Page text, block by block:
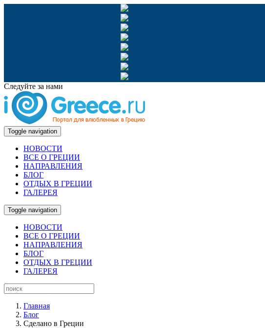
Следуйте за нами
Toggle navigation
НОВОСТИ
ВСЕ О ГРЕЦИИ
НАПРАВЛЕНИЯ
БЛОГ
ОТДЫХ В ГРЕЦИИ
ГАЛЕРЕЯ
Toggle navigation
НОВОСТИ
ВСЕ О ГРЕЦИИ
НАПРАВЛЕНИЯ
БЛОГ
ОТДЫХ В ГРЕЦИИ
ГАЛЕРЕЯ
Главная
Блог
Сделано в Греции